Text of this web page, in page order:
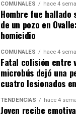
COMUNALES hace 4
Hombre fue
de un pozo en
homicidio
COMUNALES hace 4
Fatal colisión entre
microbús dejó una
cuatro lesionados
TENDENCIAS hace 4
Joven recibe